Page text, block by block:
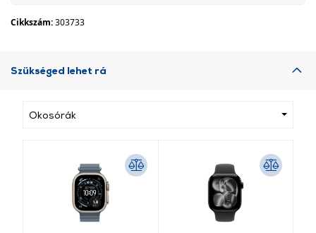
Cikkszám:303733
Szükséged lehet rá
Okosórák